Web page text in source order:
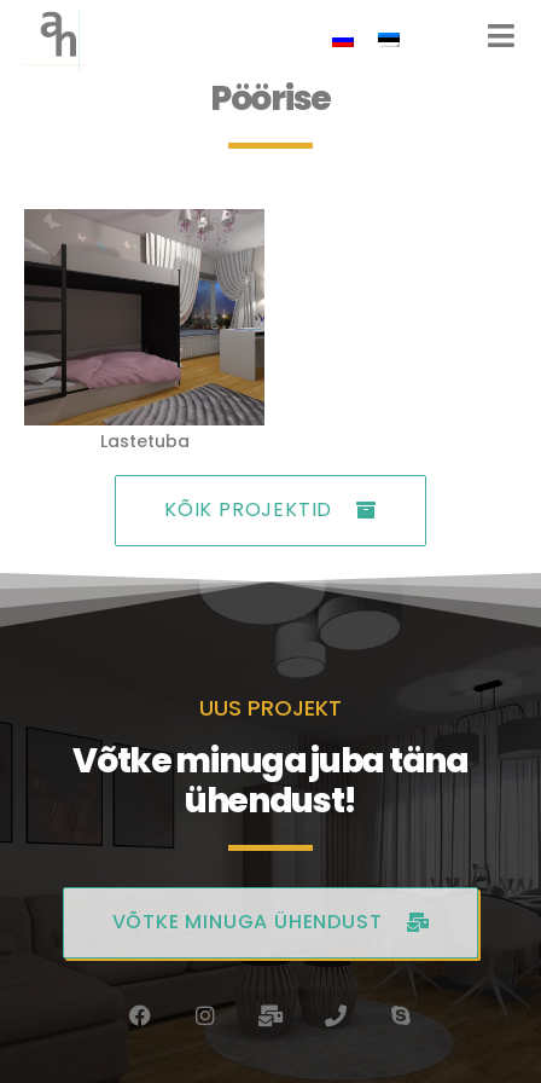
Pöörise
Lastetuba
KÕIK PROJEKTID
UUS PROJEKT
Võtke minuga juba täna
ühendust!
VÕTKE MINUGA ÜHENDUST